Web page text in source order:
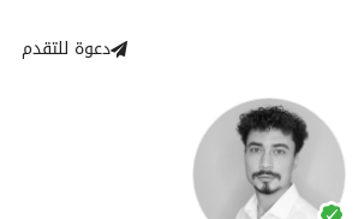
دعوة للتقدم